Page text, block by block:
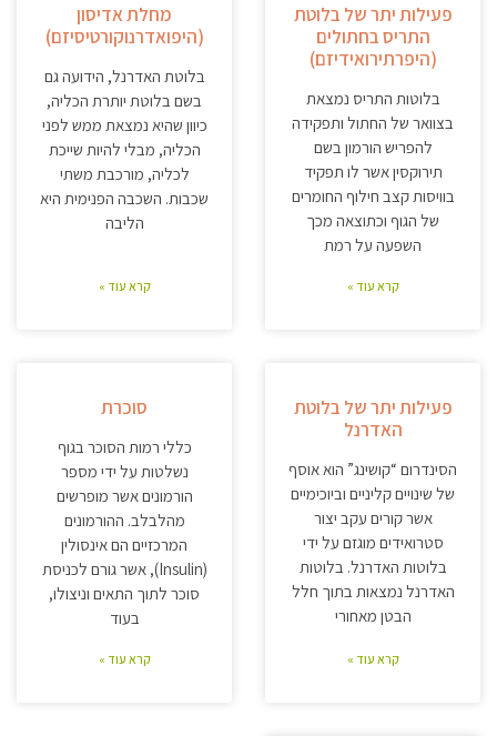
פעילות יתר של בלוטת
התריס בחתולים
(היפרתירואידיזם)
בלוטות התריס נמצאת
בצוואר של החתול ותפקידה
להפריש הורמון בשם
תירוקסין אשר לו תפקיד
בוויסות קצב חילוף החומרים
של הגוף וכתוצאה מכך
השפעה על רמת
קרא עוד »
מחלת אדיסון
(היפואדרנוקורטיסיזם)
בלוטת האדרנל, הידועה גם
בשם בלוטת יותרת הכליה,
כיוון שהיא נמצאת ממש לפני
הכליה, מבלי להיות שייכת
לכליה, מורכבת משתי
שכבות. השכבה הפנימית היא
הליבה
קרא עוד »
פעילות יתר של בלוטת
האדרנל
הסינדרום “קושינג” הוא אוסף
של שינויים קליניים וביוכימיים
אשר קורים עקב יצור
סטרואידים מוגזם על ידי
בלוטות האדרנל. בלוטות
האדרנל נמצאות בתוך חלל
הבטן מאחורי
קרא עוד »
סוכרת
כללי רמות הסוכר בגוף
נשלטות על ידי מספר
הורמונים אשר מופרשים
מהלבלב. ההורמונים
המרכזיים הם אינסולין
(Insulin), אשר גורם לכניסת
סוכר לתוך התאים וניצולו,
בעוד
קרא עוד »